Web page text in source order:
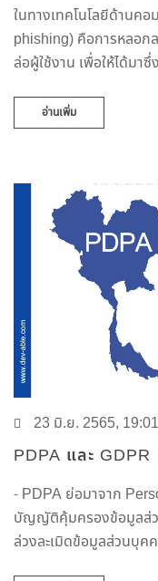
ในทางเทคโนโลยีด้านค
phishing) คือการหลอก
ล่อผู้ใช้งาน เพื่อให้ได้มา
อ่านเพิ่ม
23 มิ.ย. 2565, 19:01
PDPA และ GDPR
- PDPA ย่อมาจาก
บัญญัติคุ้มครองข้อมูลส่
ล่วงละเมิดข้อมูลส่วนบุค